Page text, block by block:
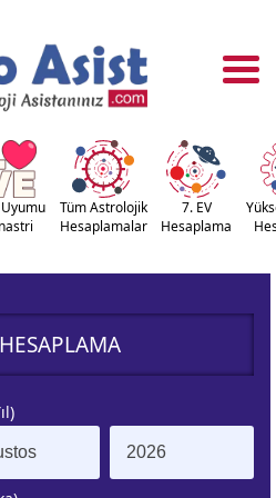
Tüm Astrolojik
Hesaplamalar
7. EV
Hesaplama